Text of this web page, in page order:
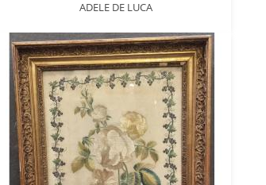
ADELE DE LUCA